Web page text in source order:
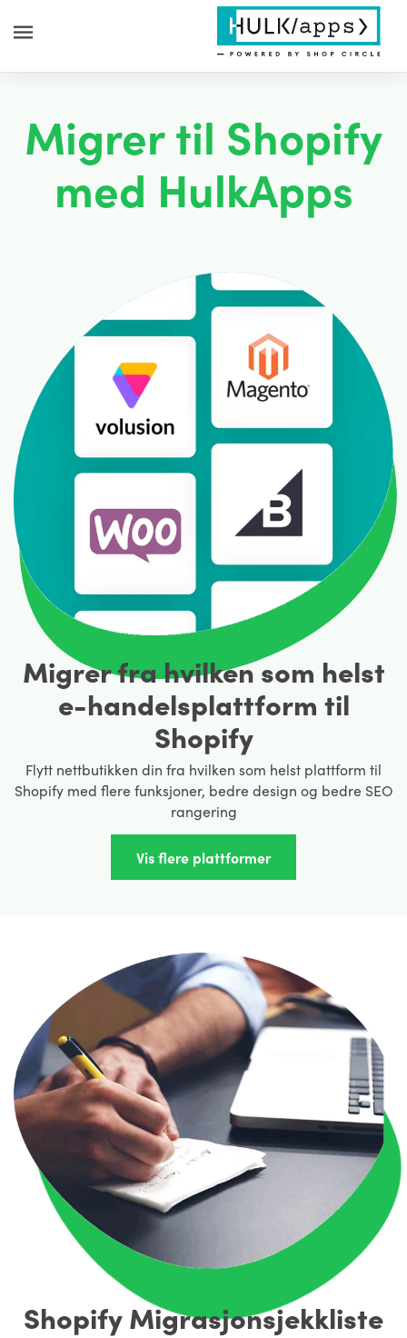
Migrer til Shopify
med HulkApps
Migrer fra hvilken som helst
e-handelsplattform til
Shopify
Flytt nettbutikken din fra hvilken som helst plattform til
Shopify med flere funksjoner, bedre design og bedre SEO
rangering
Vis flere plattformer
Shopify Migrasjonsjekkliste